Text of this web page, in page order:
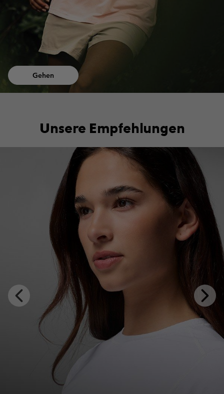
Gehen
Unsere Empfehlungen
Previous
Slide
Next
Slide
Top Picks 2